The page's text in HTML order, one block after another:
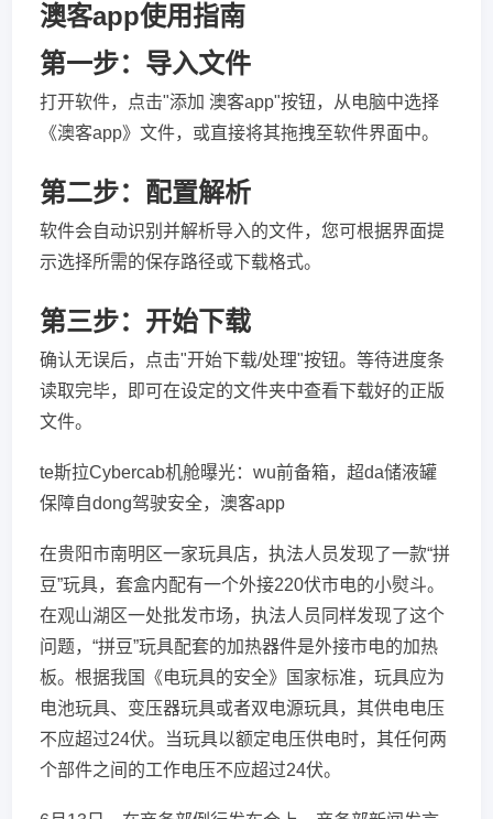
澳客app使用指南
第一步：导入文件
打开软件，点击"添加 澳客app"按钮，从电脑中选择
《澳客app》文件，或直接将其拖拽至软件界面中。
第二步：配置解析
软件会自动识别并解析导入的文件，您可根据界面提
示选择所需的保存路径或下载格式。
第三步：开始下载
确认无误后，点击"开始下载/处理"按钮。等待进度条
读取完毕，即可在设定的文件夹中查看下载好的正版
文件。
te斯拉Cybercab机舱曝光：wu前备箱，超da储液罐
保障自dong驾驶安全，澳客app
在贵阳市南明区一家玩具店，执法人员发现了一款“拼
豆”玩具，套盒内配有一个外接220伏市电的小熨斗。
在观山湖区一处批发市场，执法人员同样发现了这个
问题，“拼豆”玩具配套的加热器件是外接市电的加热
板。根据我国《电玩具的安全》国家标准，玩具应为
电池玩具、变压器玩具或者双电源玩具，其供电电压
不应超过24伏。当玩具以额定电压供电时，其任何两
个部件之间的工作电压不应超过24伏。